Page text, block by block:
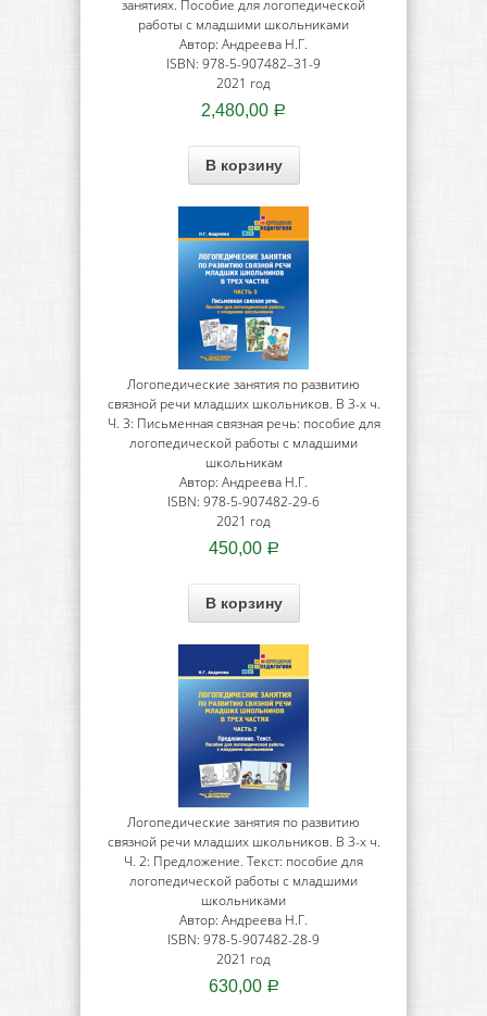
занятиях. Пособие для логопедической
работы с младшими школьниками
Автор: Андреева Н.Г.
ISBN: 978-5-907482–31-9
2021 год
2,480,00 Р
В корзину
Логопедические занятия по развитию
связной речи младших школьников. В 3-х ч.
Ч. 3: Письменная связная речь: пособие для
логопедической работы с младшими
школьникам
Автор: Андреева Н.Г.
ISBN: 978-5-907482-29-6
2021 год
450,00 Р
В корзину
Логопедические занятия по развитию
связной речи младших школьников. В 3-х ч.
Ч. 2: Предложение. Текст: пособие для
логопедической работы с младшими
школьниками
Автор: Андреева Н.Г.
ISBN: 978-5-907482-28-9
2021 год
630,00 Р